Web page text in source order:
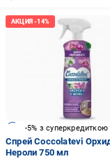
Спрей Coccolatevi
Нероли 750 мл